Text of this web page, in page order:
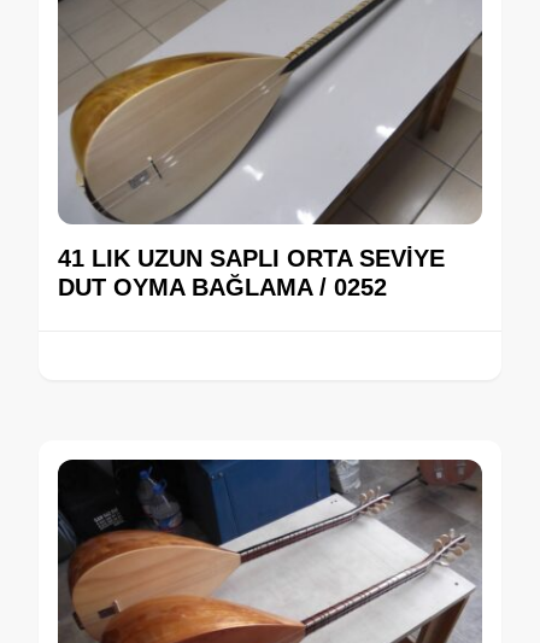
41 LIK UZUN SAPLI ORTA SEVİYE
DUT OYMA BAĞLAMA / 0252